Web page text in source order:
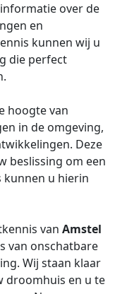
over de
en
kunnen wij u
die perfect
hoogte van
in de omgeving,
Deze
beslissing om een
kunnen u hierin
van Amstel
van onschatbare
Wij staan klaar
droomhuis en u te